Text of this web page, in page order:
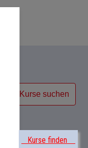
Kurse suchen
Kurse finden